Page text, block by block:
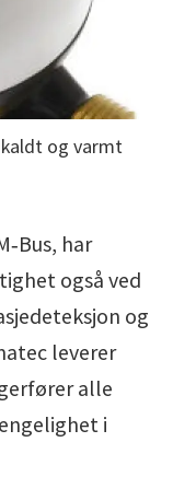
og varmt
har
også ved
og
leverer
alle
i